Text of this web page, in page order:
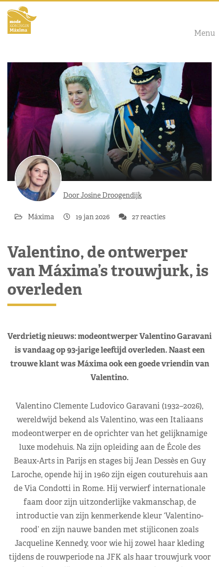
Menu
Door Josine Droogendijk
Máxima 19 jan 2026 27 reacties
Valentino, de ontwerper
van Máxima’s trouwjurk, is
overleden
Verdrietig nieuws: modeontwerper Valentino Garavani
is vandaag op 93-jarige leeftijd overleden. Naast een
trouwe klant was Máxima ook een goede vriendin van
Valentino.
Valentino Clemente Ludovico Garavani (1932–2026),
wereldwijd bekend als Valentino, was een Italiaans
modeontwerper en de oprichter van het gelijknamige
luxe modehuis. Na zijn opleiding aan de École des
Beaux-Arts in Parijs en stages bij Jean Dessès en Guy
Laroche, opende hij in 1960 zijn eigen couturehuis aan
de Via Condotti in Rome. Hij verwierf internationale
faam door zijn uitzonderlijke vakmanschap, de
introductie van zijn kenmerkende kleur ‘Valentino-
rood’ en zijn nauwe banden met stijliconen zoals
Jacqueline Kennedy, voor wie hij zowel haar kleding
tijdens de rouwperiode na JFK als haar trouwjurk voor